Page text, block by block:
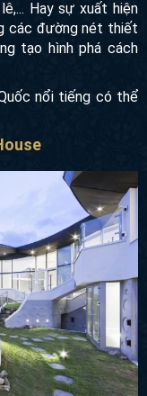
không gian thoáng
pha lê,... Hay sự
Madang) cùng các
sảo và những tạo
đáo hơn.
nổi tiếng có thể